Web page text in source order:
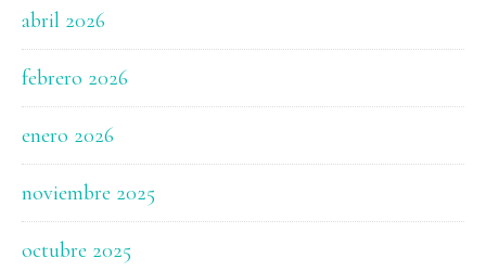
abril 2026
febrero 2026
enero 2026
noviembre 2025
octubre 2025